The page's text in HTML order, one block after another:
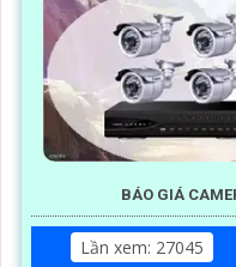
BÁO GIÁ
Lần xem: 27045